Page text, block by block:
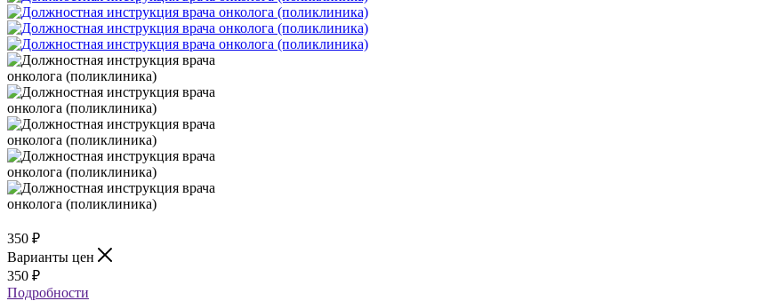
350 ₽
Варианты цен
350 ₽
Подробности